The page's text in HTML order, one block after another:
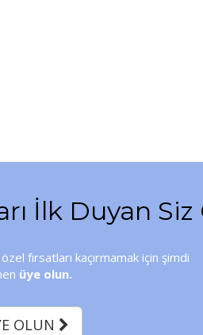
Et Tercihleri Kaydet
İlk Duyan
fırsatları kaçırmamak için şimdi
üye olun.
OLUN